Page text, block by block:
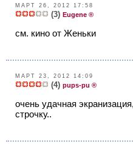
МАРТ 26, 2012 17:58
(3) Eugene ®
см. кино от Женьки
МАРТ 23, 2012 14:09
(4) pups-pu ®
очень удачная
строчку..